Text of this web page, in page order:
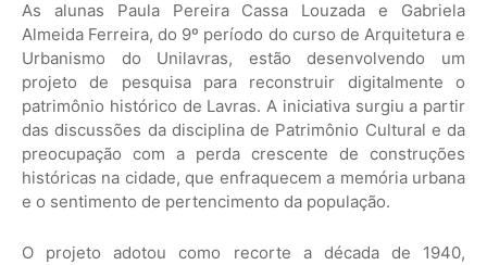
As alunas Paula Pereira Cassa Louzada e Gabriela
Almeida Ferreira, do 9º período do curso de Arquitetura e
Urbanismo do Unilavras, estão desenvolvendo um
projeto de pesquisa para reconstruir digitalmente o
patrimônio histórico de Lavras. A iniciativa surgiu a partir
das discussões da disciplina de Patrimônio Cultural e da
preocupação com a perda crescente de construções
históricas na cidade, que enfraquecem a memória urbana
e o sentimento de pertencimento da população.
O projeto adotou como recorte a década de 1940,